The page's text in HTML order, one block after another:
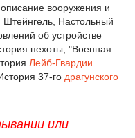
вооружения и
Штейнгель, Настольный
об устройстве
пехоты, "Военная
Лейб-Гвардии
37-го драгунского
или